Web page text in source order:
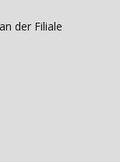
der Filiale